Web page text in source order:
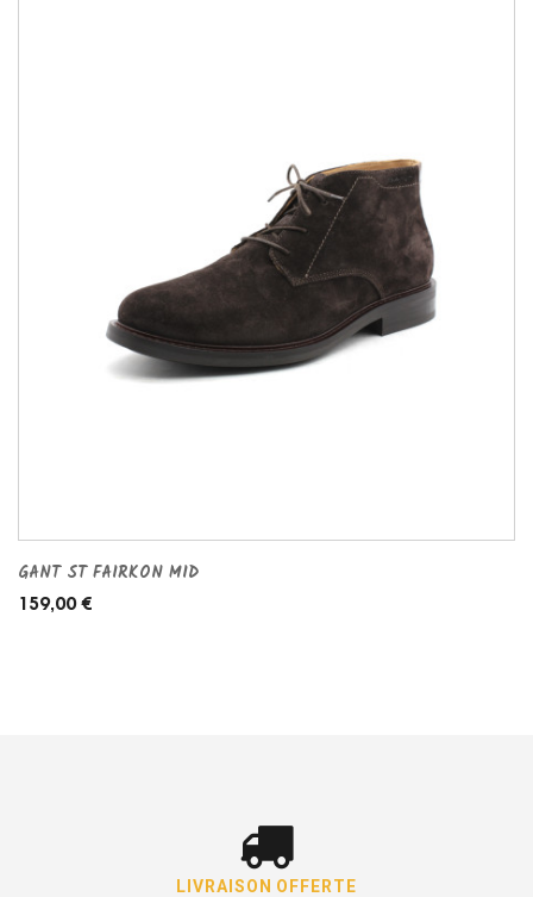
GANT ST FAIRKON MID
159,00 €
LIVRAISON OFFERTE